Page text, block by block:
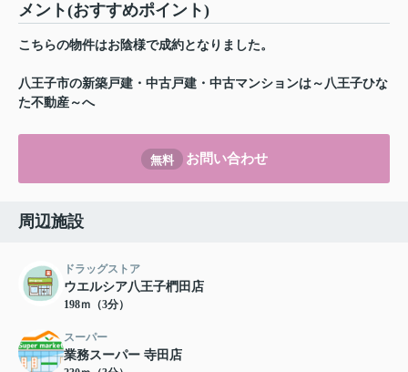
メント(おすすめポイント)
こちらの物件はお陰様で成約となりました。
八王子市の新築戸建・中古戸建・中古マンションは～八王子ひな
た不動産～へ
無料 お問い合わせ
周辺施設
ドラッグストア
ウエルシア八王子椚田店
198ｍ（3分）
スーパー
業務スーパー 寺田店